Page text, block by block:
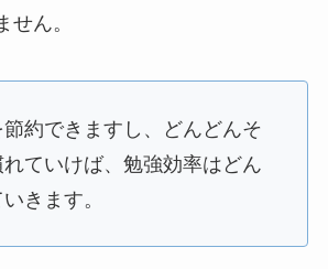
せん。
約できますし、どんどんそ
ていけば、勉強効率はどん
きます。